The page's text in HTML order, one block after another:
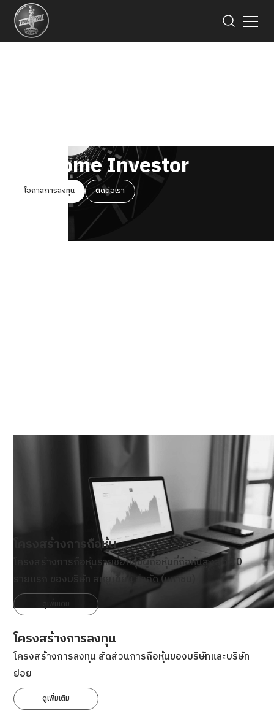
Welcome Investor
โอกาสการลงทุน ติดต่อเรา
โครงสร้างการถือหุ้น
โครงสร้างการถือหุ้นรายชื่อกลุ่มผู้ถือหุ้นที่ถือหุ้นสูงสุด 10
รายแรก ของบริษัท สหยูเนี่ยน จำกัด (มหาชน)
ดูเพิ่มเติม
โครงสร้างการลงทุน
โครงสร้างการลงทุน สัดส่วนการถือหุ้นของบริษัทและบริษัท
ย่อย
ดูเพิ่มเติม